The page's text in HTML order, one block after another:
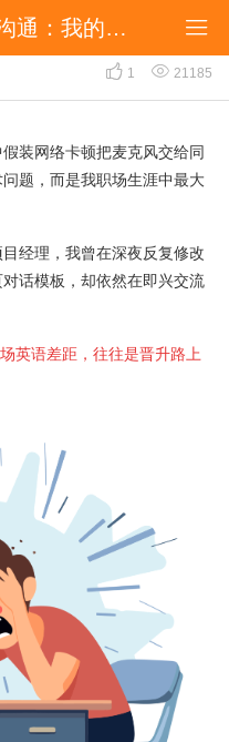

从不敢开口到全球沟通：我的职场英语突破之路
的职场英语突破之路
 1  21185
装网络卡顿把麦克风交给同
题，而是我职场生涯中最大
经理，我曾在深夜反复修改
话模板，却依然在即兴交流
英语差距，往往是晋升路上